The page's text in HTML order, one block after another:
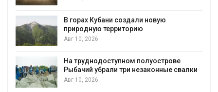
Кубани создали новую
территорию
полуострове
убрали три незаконные свалки